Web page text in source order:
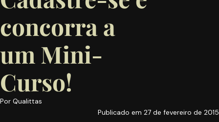
concorra a
um Mini-
Curso!
Por Qualittas
Publicado em 27 de fevereiro de 2015